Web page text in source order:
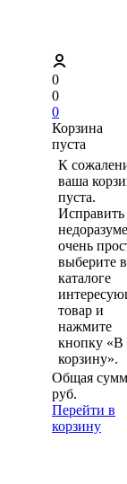
0
0
0
Корзина
пуста
К
ваша
пуста.
Исправить
очень
выберите в
каталоге
товар и
нажмите
кнопку «В
корзину».
Общая
руб.
Перейти в
корзину